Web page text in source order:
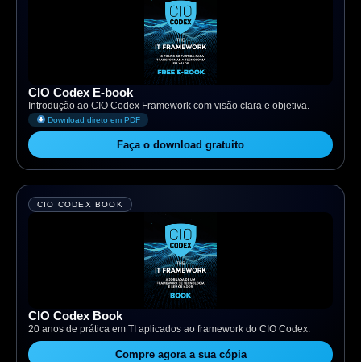
CIO Codex E-book
Introdução ao CIO Codex Framework com visão clara e objetiva.
Download direto em PDF
Faça o download gratuito
CIO CODEX BOOK
CIO Codex Book
20 anos de prática em TI aplicados ao framework do CIO Codex.
Compre agora a sua cópia